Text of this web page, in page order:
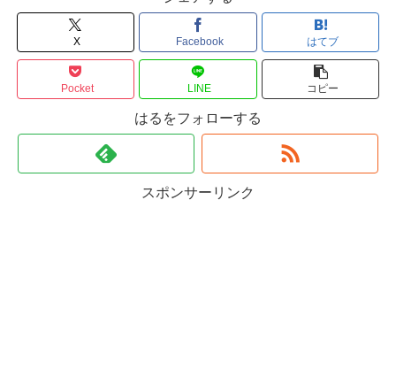
X Facebook はてブ
Pocket LINE コピー
はるをフォローする
スポンサーリンク